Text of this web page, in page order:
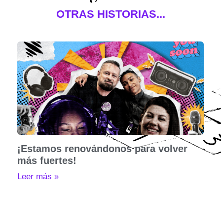
OTRAS HISTORIAS...
¡Estamos renovándonos para volver
más fuertes!
Leer más »